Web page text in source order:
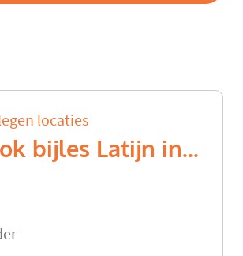
locaties
bijles Latijn in...